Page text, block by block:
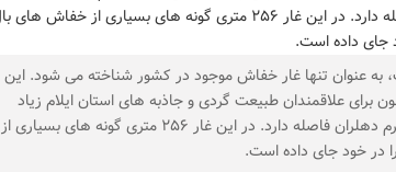
عنوان تنها غار خفاش موجود در کشور شناخته می شود. این
برای علاقمندان طبیعت گردی و جاذبه های استان ایلام زیاد
شناخته شده نیست. غار خفاش ۱ کیلومتر از چشمه های آب گرم دهلران فاصله دارد. در این غار ۲۵۶ متری گونه های بسیاری از
در خود جای داده است.